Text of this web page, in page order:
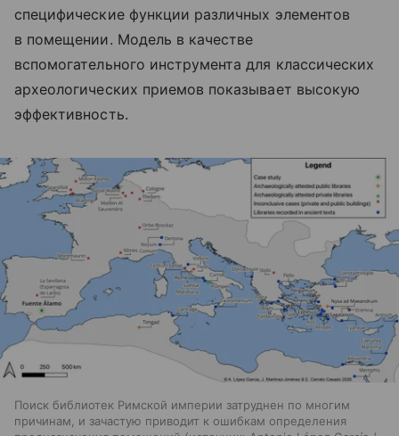
специфические функции различных элементов
в помещении. Модель в качестве
вспомогательного инструмента для классических
археологических приемов показывает высокую
эффективность.
Поиск библиотек Римской империи затруднен по многим
причинам, и зачастую приводит к ошибкам определения